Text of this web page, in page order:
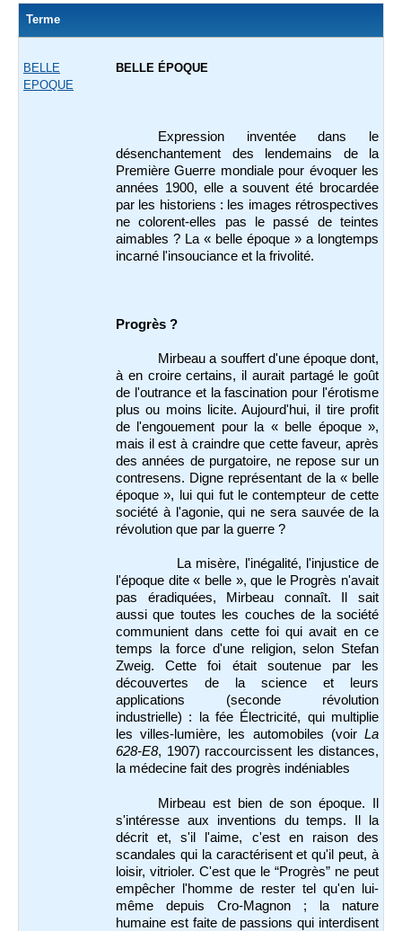
Terme
BELLE
EPOQUE
BELLE ÉPOQUE
Expression inventée dans le
désenchantement des lendemains de la
Première Guerre mondiale pour évoquer les
années 1900, elle a souvent été brocardée
par les historiens : les images rétrospectives
ne colorent-elles pas le passé de teintes
aimables ? La « belle époque » a longtemps
incarné l'insouciance et la frivolité.
Progrès ?
Mirbeau a souffert d'une époque dont,
à en croire certains, il aurait partagé le goût
de l'outrance et la fascination pour l'érotisme
plus ou moins licite. Aujourd'hui, il tire profit
de l'engouement pour la « belle époque »,
mais il est à craindre que cette faveur, après
des années de purgatoire, ne repose sur un
contresens. Digne représentant de la « belle
époque », lui qui fut le contempteur de cette
société à l'agonie, qui ne sera sauvée de la
révolution que par la guerre ?
La misère, l'inégalité, l'injustice de
l'époque dite « belle », que le Progrès n'avait
pas éradiquées, Mirbeau connaît. Il sait
aussi que toutes les couches de la société
communient dans cette foi qui avait en ce
temps la force d'une religion, selon Stefan
Zweig. Cette foi était soutenue par les
découvertes de la science et leurs
applications (seconde révolution
industrielle) : la fée Électricité, qui multiplie
les villes-lumière, les automobiles (voir La
628-E8, 1907) raccourcissent les distances,
la médecine fait des progrès indéniables
Mirbeau est bien de son époque. Il
s'intéresse aux inventions du temps. Il la
décrit et, s'il l'aime, c'est en raison des
scandales qui la caractérisent et qu'il peut, à
loisir, vitrioler. C'est que le “Progrès” ne peut
empêcher l'homme de rester tel qu'en lui-
même depuis Cro-Magnon ; la nature
humaine est faite de passions qui interdisent